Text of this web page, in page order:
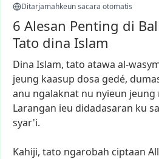
Ditarjamahkeun sacara otomatis
6 Alesan Penting di
Tato dina Islam
Dina Islam, tato atawa al-
jeung kaasup dosa gedé,
anu ngalaknat nu nyieun jeung
Larangan ieu didadasaran ku
syar'i.
Kahiji, tato ngarobah ciptaan